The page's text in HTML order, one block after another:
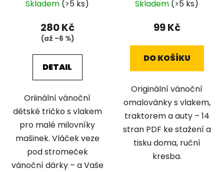
Skladem (>5 ks)
280 Kč
(až –6 %)
DETAIL
Oriinální vánoční
dětské tričko s vlakem
pro malé milovníky
mašinek. Vláček veze
pod stromeček
vánoční dárky – a Vaše
Skladem (>5 ks)
99 Kč
DO KOŠÍKU
Originální vánoční
omalovánky s vlakem,
traktorem a auty – 14
stran PDF ke stažení a
tisku doma, ruční
kresba.